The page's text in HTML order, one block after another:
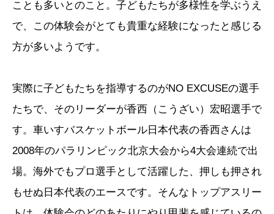
ことも多いとのこと。子どもたちが多様性を学ぶうえ
で、この体験会がとても貴重な経験になったと感じる
方が多いようです。
実際に子どもたちを指導するのがNO EXCUSEの選手
たちで、そのリーダーが香西（こうざい）宏昭選手で
す。車いすバスケットボール日本代表の香西さんは
2008年のパラリンピック北京大会から4大会連続で出
場。海外でもプロ選手として活躍した、押しも押され
もせぬ日本代表のエースです。そんなトップアスリー